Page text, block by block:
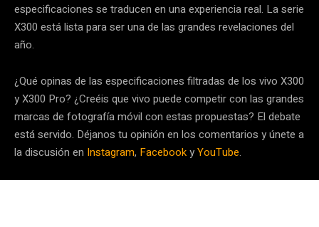
especificaciones se traducen en una experiencia real. La serie
X300 está lista para ser una de las grandes revelaciones del
año.
¿Qué opinas de las especificaciones filtradas de los vivo X300
y X300 Pro? ¿Creéis que vivo puede competir con las grandes
marcas de fotografía móvil con estas propuestas? El debate
está servido. Déjanos tu opinión en los comentarios y únete a
la discusión en Instagram, FacebookyYouTube.